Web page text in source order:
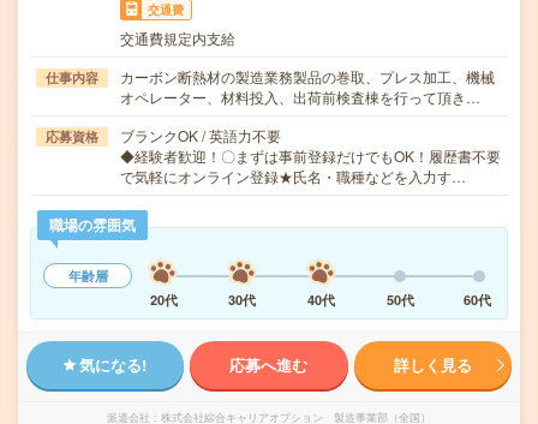
交通費
交通費規定内支給
仕事内容
カーボン断熱材の製造業務製品の巻取、プレス加工、機械
オペレーター、材料投入、出荷前検査棟を行って頂き…
応募資格
ブランクOK / 英語力不要
◆経験者歓迎！〇まずは事前登録だけでもOK！履歴書不要
で気軽にオンライン登録★氏名・職種などを入力す…
職場の雰囲気
年齢層
20代
30代 40代 50代 60代
気になる! 応募へ進む 詳しく見る
派遣会社 株式会社綜合キャリアオプション 製造事業部（全国）